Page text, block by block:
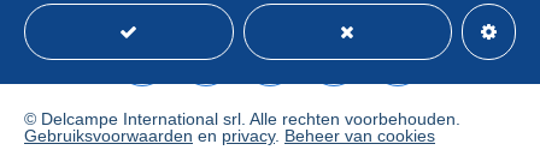
Envoi en lettre simple, affranchissement lettre verte
(1.80 €) pour la France et selon les tarifs de la poste
si envoi recommandé ou lettre suivie souhaité par
© Delcampe International srl. Alle rechten voorbehouden.
Gebruiksvoorwaarden en privacy. Beheer van cookies